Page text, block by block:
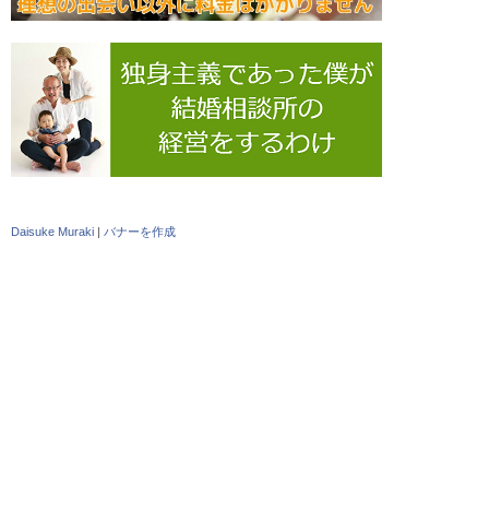
Daisuke Muraki バナーを作成